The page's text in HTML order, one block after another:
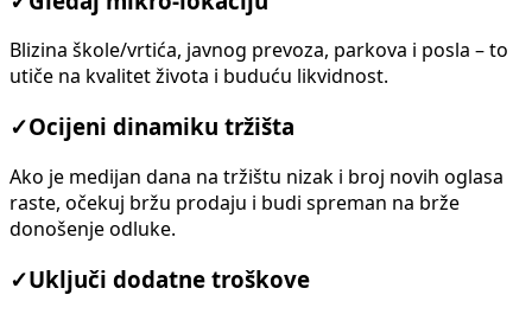
Blizina škole/vrtića, javnog prevoza, parkova i posla – to
utiče na kvalitet života i buduću likvidnost.
✓Ocijeni dinamiku tržišta
Ako je medijan dana na tržištu nizak i broj novih oglasa
raste, očekuj bržu prodaju i budi spreman na brže
donošenje odluke.
✓Uključi dodatne troškove